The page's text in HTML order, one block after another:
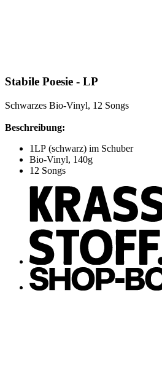
Stabile Poesie - LP
Schwarzes Bio-Vinyl, 12 Songs
Beschreibung:
1LP (schwarz) im Schuber
Bio-Vinyl, 140g
12 Songs